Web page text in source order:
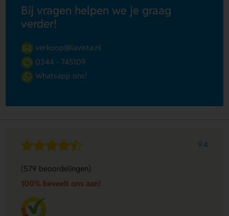
Bij vragen helpen we je graag
verder!
verkoop@lavista.nl
0344 - 745109
Whatsapp ons!
9.4
(579 beoordelingen)
100% beveelt ons aan!